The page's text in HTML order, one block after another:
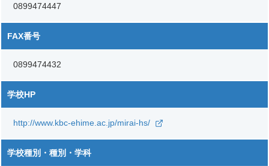
0899474447
FAX番号
0899474432
学校HP
http://www.kbc-ehime.ac.jp/mirai-hs/
学校種別・種別・学科